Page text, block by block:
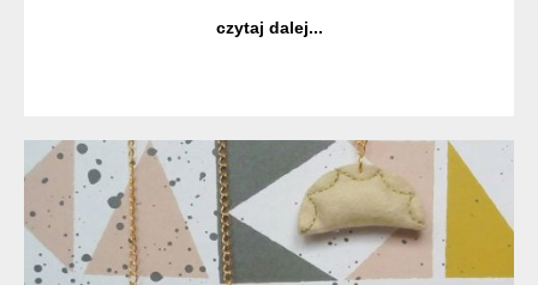
sobie. Uwielbiam kamieni...
czytaj dalej...